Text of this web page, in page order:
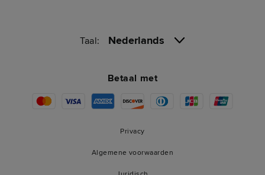
Taal: Nederlands
Betaal met
Privacy
Algemene voorwaarden